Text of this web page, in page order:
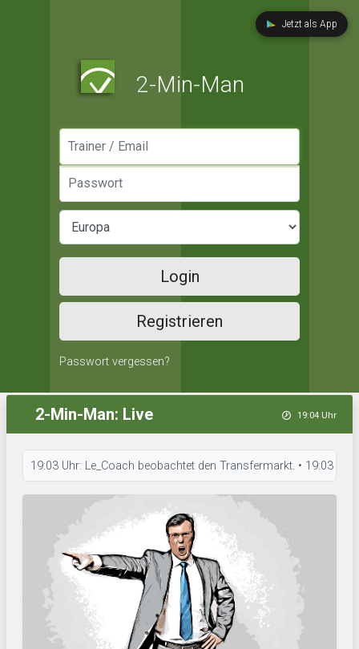
Jetzt als App
2-Min-Man
Login
Registrieren
Passwort vergessen?
2-Min-Man: Live 19:04 Uhr
19:03 Uhr: Le_Coach beobachtet den Transfermarkt. • 19:03 Uhr: